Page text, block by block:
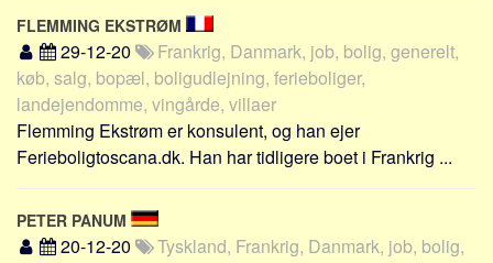
FLEMMING EKSTRØM
29-12-20
Frankrig, Danmark, job, bolig, generelt,
køb, salg, bopæl, boligudlejning, ferieboliger,
landejendomme, vingårde, villaer
Flemming Ekstrøm er konsulent, og han ejer
Ferieboligtoscana.dk. Han har tidligere boet i Frankrig ...
PETER PANUM
20-12-20
Tyskland, Frankrig, Danmark, job, bolig,